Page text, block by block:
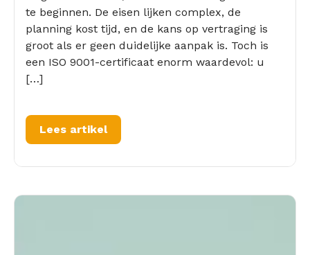
te beginnen. De eisen lijken complex, de
planning kost tijd, en de kans op vertraging is
groot als er geen duidelijke aanpak is. Toch is
een ISO 9001-certificaat enorm waardevol: u
[…]
Lees artikel